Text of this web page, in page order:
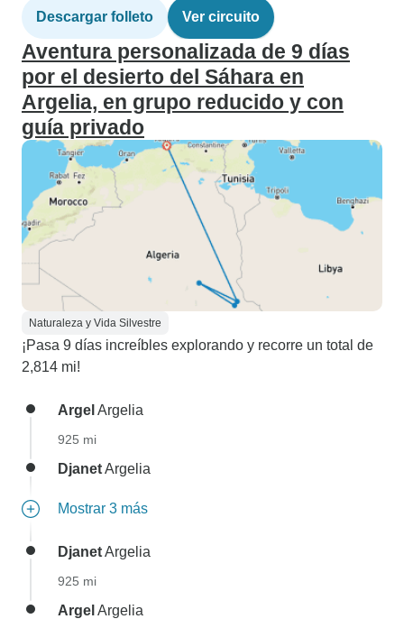
Descargar folleto Ver circuito
Aventura personalizada de 9 días
por el desierto del Sáhara en
Argelia, en grupo reducido y con
guía privado
Naturaleza y Vida Silvestre
¡Pasa 9 días increíbles explorando y recorre un total de
2,814 mi!
Argel Argelia
925 mi
DjanetArgelia
Mostrar 3 más
DjanetArgelia
925 mi
Argel Argelia